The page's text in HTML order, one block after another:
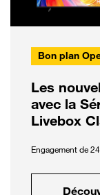
Bon plan
Les
avec la
Livebox
Engagement de